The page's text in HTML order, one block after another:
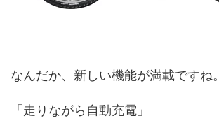
なんだか、新しい機能が満載ですね。
「走りながら自動充電」